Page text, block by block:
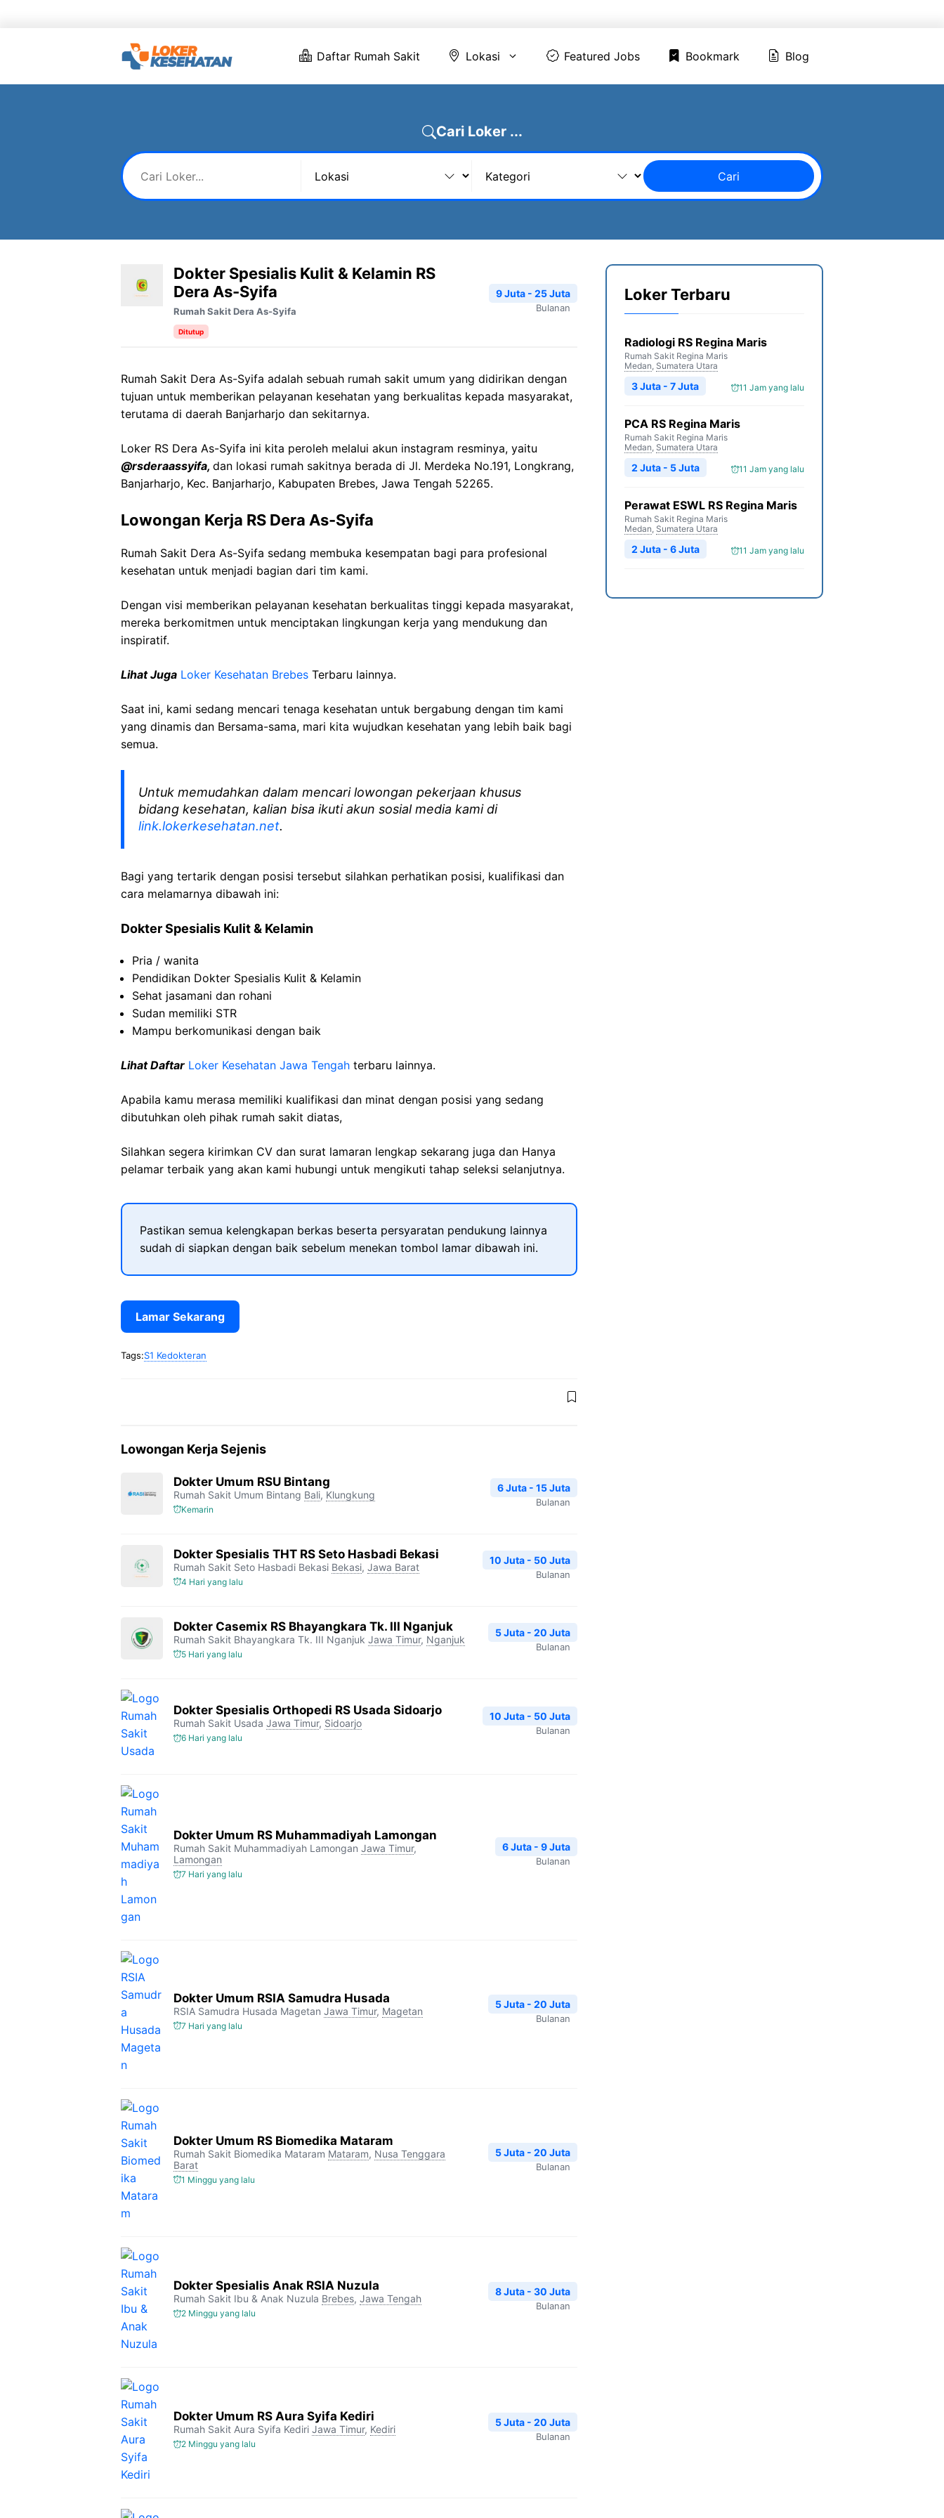
Daftar Rumah Sakit Lokasi Featured Jobs Bookmark Blog
Cari Loker ...
Cari
Dokter Spesialis Kulit & Kelamin RS
Dera As-Syifa
Rumah Sakit Dera As-Syifa
Ditutup
9 Juta - 25 Juta
Bulanan
Rumah Sakit Dera As-Syifa adalah sebuah rumah sakit umum yang didirikan dengan
tujuan untuk memberikan pelayanan kesehatan yang berkualitas kepada masyarakat,
terutama di daerah Banjarharjo dan sekitarnya.
Loker RS Dera As-Syifa ini kita peroleh melalui akun instagram resminya, yaitu
@rsderaassyifa, dan lokasi rumah sakitnya berada di Jl. Merdeka No.191, Longkrang,
Banjarharjo, Kec. Banjarharjo, Kabupaten Brebes, Jawa Tengah 52265.
Lowongan Kerja RS Dera As-Syifa
Rumah Sakit Dera As-Syifa sedang membuka kesempatan bagi para profesional
kesehatan untuk menjadi bagian dari tim kami.
Dengan visi memberikan pelayanan kesehatan berkualitas tinggi kepada masyarakat,
mereka berkomitmen untuk menciptakan lingkungan kerja yang mendukung dan
inspiratif.
Lihat Juga Loker Kesehatan Brebes Terbaru lainnya.
Saat ini, kami sedang mencari tenaga kesehatan untuk bergabung dengan tim kami
yang dinamis dan Bersama-sama, mari kita wujudkan kesehatan yang lebih baik bagi
semua.
Untuk memudahkan dalam mencari lowongan pekerjaan khusus
bidang kesehatan, kalian bisa ikuti akun sosial media kami di
link.lokerkesehatan.net.
Bagi yang tertarik dengan posisi tersebut silahkan perhatikan posisi, kualifikasi dan
cara melamarnya dibawah ini:
Dokter Spesialis Kulit & Kelamin
Pria / wanita
Pendidikan Dokter Spesialis Kulit & Kelamin
Sehat jasamani dan rohani
Sudan memiliki STR
Mampu berkomunikasi dengan baik
Lihat Daftar Loker Kesehatan Jawa Tengah terbaru lainnya.
Apabila kamu merasa memiliki kualifikasi dan minat dengan posisi yang sedang
dibutuhkan oleh pihak rumah sakit diatas,
Silahkan segera kirimkan CV dan surat lamaran lengkap sekarang juga dan Hanya
pelamar terbaik yang akan kami hubungi untuk mengikuti tahap seleksi selanjutnya.
Pastikan semua kelengkapan berkas beserta persyaratan pendukung lainnya
sudah di siapkan dengan baik sebelum menekan tombol lamar dibawah ini.
Lamar Sekarang
Tags:S1 Kedokteran
Lowongan Kerja Sejenis
Dokter Umum RSU Bintang
Rumah Sakit Umum Bintang Bali, Klungkung
Kemarin
6 Juta - 15 Juta
Bulanan
Dokter Spesialis THT RS Seto Hasbadi Bekasi
Rumah Sakit Seto Hasbadi Bekasi Bekasi, Jawa Barat
4 Hari yang lalu
10 Juta - 50 Juta
Bulanan
Dokter Casemix RS Bhayangkara Tk. III Nganjuk
Rumah Sakit Bhayangkara Tk. III Nganjuk Jawa Timur, Nganjuk
5 Hari yang lalu
5 Juta - 20 Juta
Bulanan
Dokter Spesialis Orthopedi RS Usada Sidoarjo
Rumah Sakit Usada Jawa Timur, Sidoarjo
6 Hari yang lalu
10 Juta - 50 Juta
Bulanan
Dokter Umum RS Muhammadiyah Lamongan
Rumah Sakit Muhammadiyah Lamongan Jawa Timur,
Lamongan
7 Hari yang lalu
6 Juta - 9 Juta
Bulanan
Dokter Umum RSIA Samudra Husada
RSIA Samudra Husada Magetan Jawa Timur, Magetan
7 Hari yang lalu
5 Juta - 20 Juta
Bulanan
Dokter Umum RS Biomedika Mataram
Rumah Sakit Biomedika Mataram Mataram, Nusa Tenggara
Barat
1 Minggu yang lalu
5 Juta - 20 Juta
Bulanan
Dokter Spesialis Anak RSIA Nuzula
Rumah Sakit Ibu & Anak Nuzula Brebes, Jawa Tengah
2 Minggu yang lalu
8 Juta - 30 Juta
Bulanan
Dokter Umum RS Aura Syifa Kediri
Rumah Sakit Aura Syifa Kediri Jawa Timur, Kediri
2 Minggu yang lalu
5 Juta - 20 Juta
Bulanan
Loker Terbaru
Radiologi RS Regina Maris
Rumah Sakit Regina Maris
Medan, Sumatera Utara
11 Jam yang lalu
3 Juta - 7 Juta
PCA RS Regina Maris
Rumah Sakit Regina Maris
Medan, Sumatera Utara
11 Jam yang lalu
2 Juta - 5 Juta
Perawat ESWL RS Regina Maris
Rumah Sakit Regina Maris
Medan, Sumatera Utara
11 Jam yang lalu
2 Juta - 6 Juta